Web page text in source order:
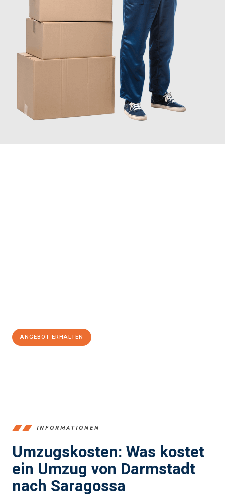
ANGEBOT ERHALTEN
INFORMATIONEN
Umzugskosten: Was kostet
ein Umzug von Darmstadt
nach Saragossa